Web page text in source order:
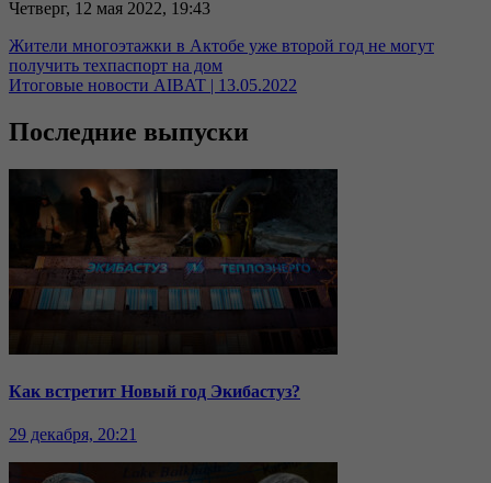
Четверг, 12 мая 2022, 19:43
Жители многоэтажки в Актобе уже второй год не могут
получить техпаспорт на дом
Итоговые новости AIBAT | 13.05.2022
Последние выпуски
Как встретит Новый год Экибастуз?
29 декабря, 20:21